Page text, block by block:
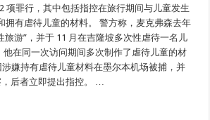
项罪行，其中包括指控在旅行期间与儿童发生
拥有虐待儿童的材料。 警方称，麦克弗森去年
旅游”，并于 11 月在吉隆坡多次性虐待一名儿
他在同一次访问期间多次制作了虐待儿童的材
涉嫌持有虐待儿童材料在墨尔本机场被捕，并
后者立即提出指控。 …